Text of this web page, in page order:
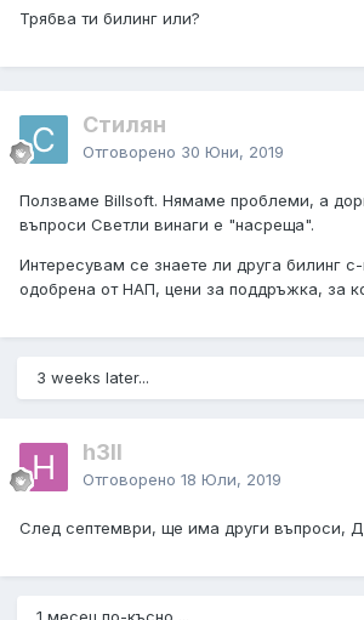
Трябва ти билинг или?
Стилян
Отговорено 30 Юни, 2019
Ползваме Billsoft. Нямаме проблеми, а
въпроси Светли винаги е "насреща".
Интересувам се знаете ли друга билинг
одобрена от НАП, цени за поддръжка, за
3 weeks later...
h3ll
Отговорено 18 Юли, 2019
След септември, ще има други въпроси,